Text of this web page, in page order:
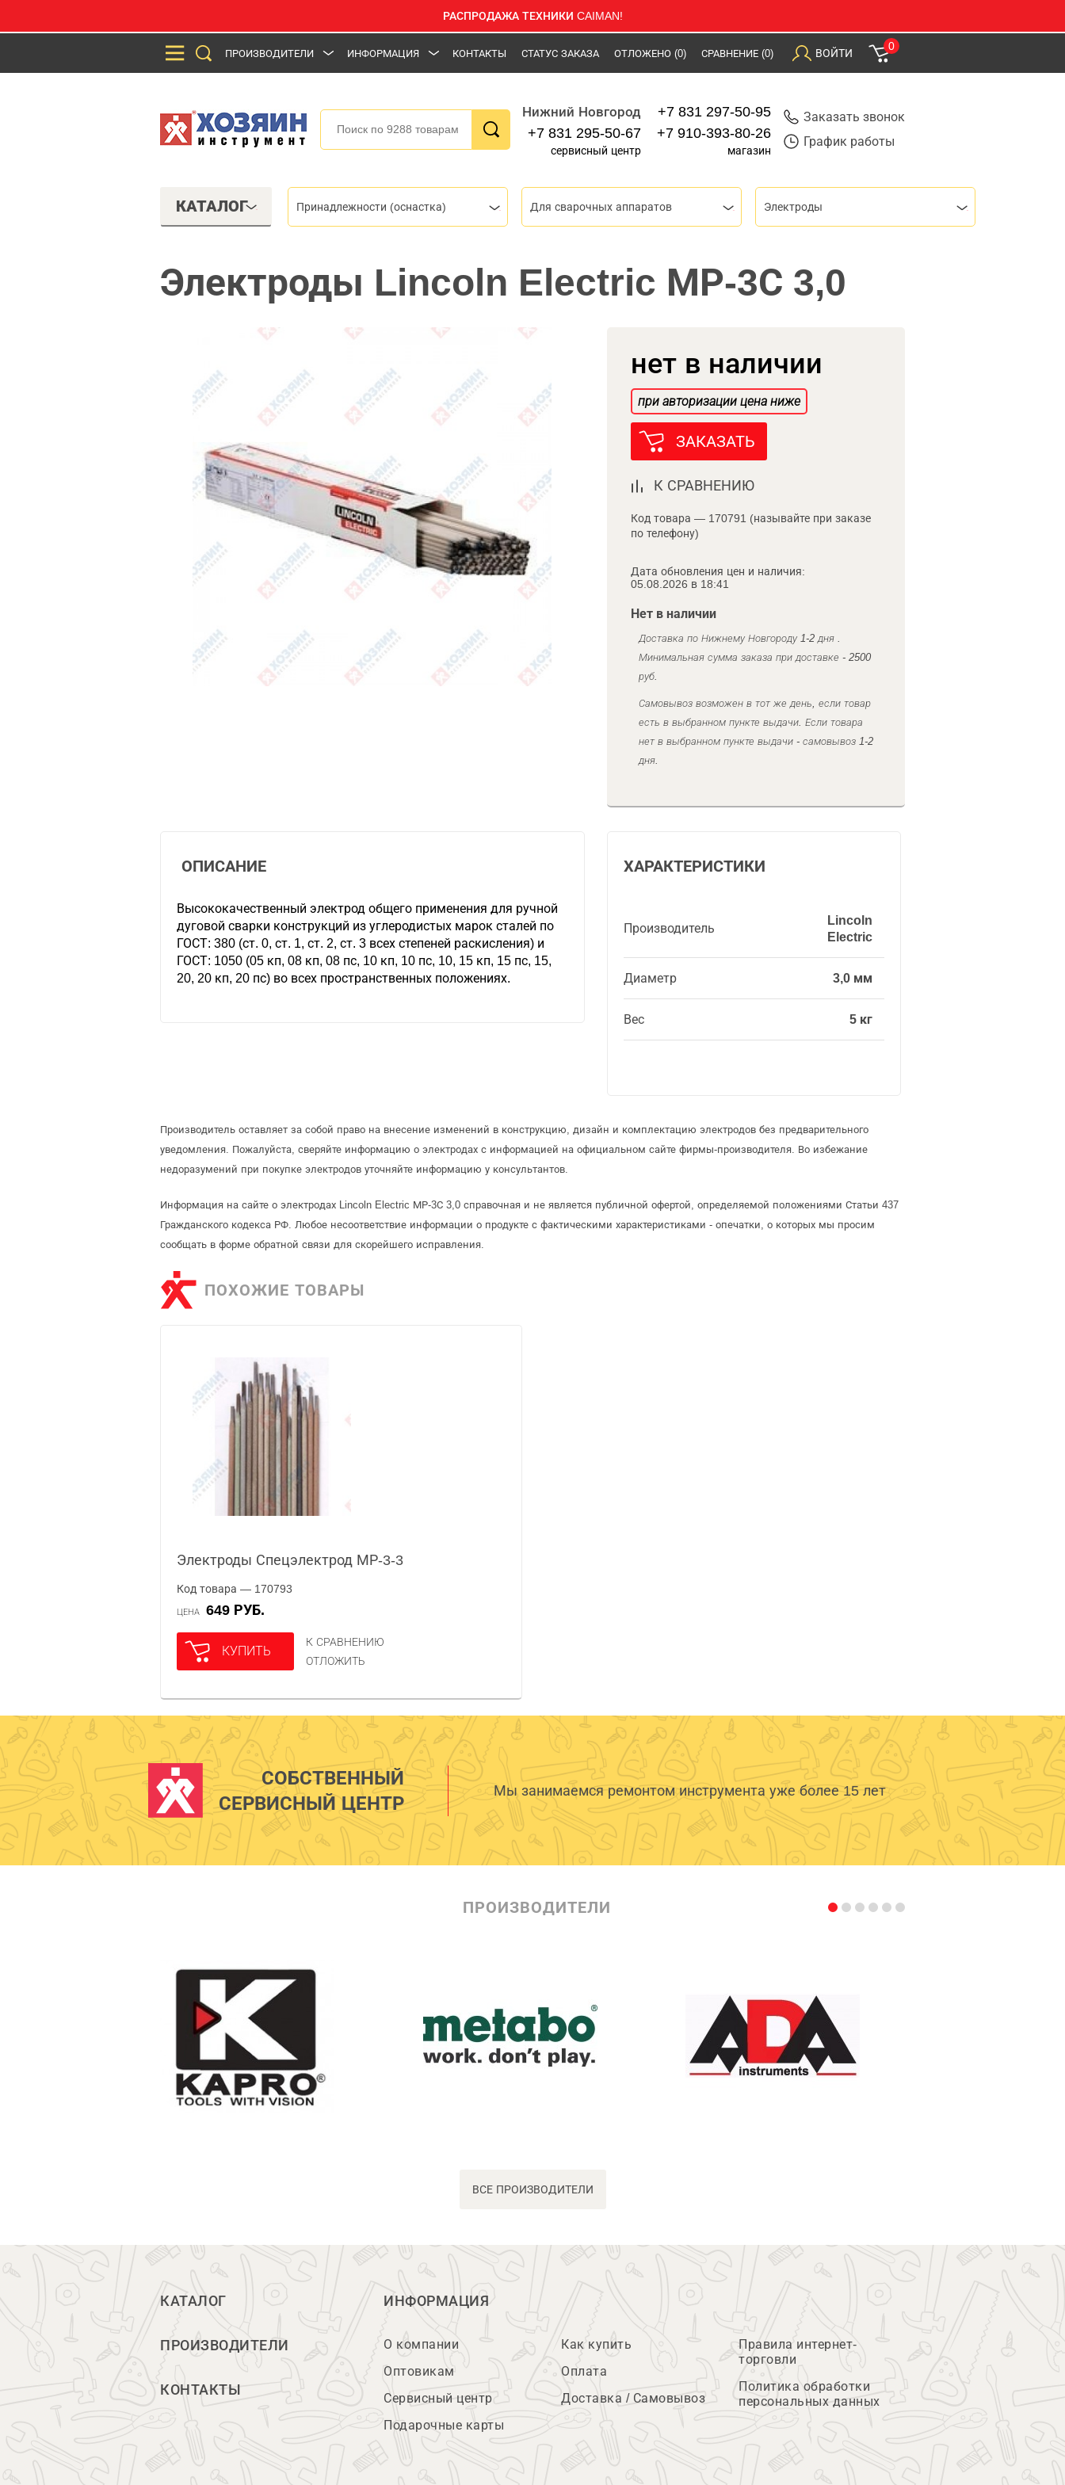
РАСПРОДАЖА ТЕХНИКИ CAIMAN!
ПРОИЗВОДИТЕЛИ ИНФОРМАЦИЯ КОНТАКТЫ СТАТУС ЗАКАЗА ОТЛОЖЕНО (0) СРАВНЕНИЕ (0) ВОЙТИ
0
Нижний Новгород
+7 831 295-50-67
сервисный центр
+7 831 297-50-95
+7 910-393-80-26
магазин
Заказать звонок
График работы
КАТАЛОГ Принадлежности (оснастка) Для сварочных аппаратов Электроды
Электроды Lincoln Electric МР-3С 3,0
нет в наличии
при авторизации цена ниже
ЗАКАЗАТЬ
К СРАВНЕНИЮ
Код товара — 170791 (называйте при заказе
по телефону)
Дата обновления цен и наличия:
05.08.2026 в 18:41
Нет в наличии
Доставка по Нижнему Новгороду 1-2 дня .
Минимальная сумма заказа при доставке - 2500
руб.
Самовывоз возможен в тот же день, если товар
есть в выбранном пункте выдачи. Если товара
нет в выбранном пункте выдачи - самовывоз 1-2
дня.
ХАРАКТЕРИСТИКИ
Производитель
Lincoln
Electric
Диаметр 3,0 мм
Вес 5 кг
ОПИСАНИЕ
Высококачественный электрод общего применения для ручной
дуговой сварки конструкций из углеродистых марок сталей по
ГОСТ: 380 (ст. 0, ст. 1, ст. 2, ст. 3 всех степеней раскисления) и
ГОСТ: 1050 (05 кп, 08 кп, 08 пс, 10 кп, 10 пс, 10, 15 кп, 15 пс, 15,
20, 20 кп, 20 пс) во всех пространственных положениях.
Производитель оставляет за собой право на внесение изменений в конструкцию, дизайн и комплектацию электродов без предварительного
уведомления. Пожалуйста, сверяйте информацию о электродах с информацией на официальном сайте фирмы-производителя. Во избежание
недоразумений при покупке электродов уточняйте информацию у консультантов.
Информация на сайте о электродах Lincoln Electric МР-3С 3,0 справочная и не является публичной офертой, определяемой положениями Статьи 437
Гражданского кодекса РФ. Любое несоответствие информации о продукте с фактическими характеристиками - опечатки, о которых мы просим
сообщать в форме обратной связи для скорейшего исправления.
ПОХОЖИЕ ТОВАРЫ
Электроды Спецэлектрод МР-3-3
Код товара — 170793
ЦЕНА 649 РУБ.
КУПИТЬ
К СРАВНЕНИЮ
ОТЛОЖИТЬ
СОБСТВЕННЫЙ
СЕРВИСНЫЙ ЦЕНТР
Мы занимаемся ремонтом инструмента уже более 15 лет
ПРОИЗВОДИТЕЛИ
ВСЕ ПРОИЗВОДИТЕЛИ
КАТАЛОГ
ПРОИЗВОДИТЕЛИ
КОНТАКТЫ
ИНФОРМАЦИЯ
О компании
Оптовикам
Сервисный центр
Подарочные карты
Как купить
Оплата
Доставка / Самовывоз
Правила интернет-
торговли
Политика обработки
персональных данных